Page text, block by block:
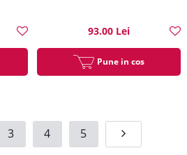
93.00 Lei
Pune in cos
3 4 5